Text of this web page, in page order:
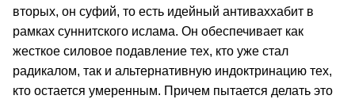
вторых, он суфий, то есть идейный антиваххабит в
рамках суннитского ислама. Он обеспечивает как
жесткое силовое подавление тех, кто уже стал
радикалом, так и альтернативную индоктринацию тех,
кто остается умеренным. Причем пытается делать это